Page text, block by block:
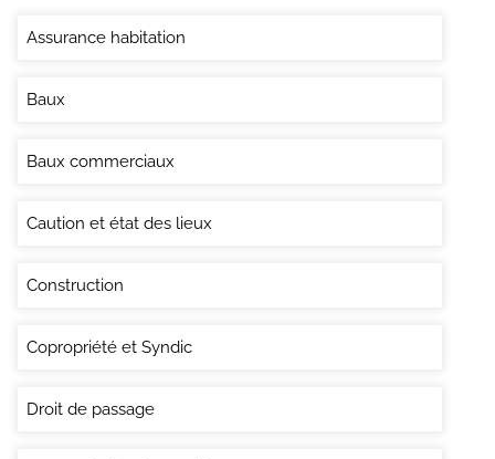
Assurance habitation
Baux
Baux commerciaux
Caution et état des lieux
Construction
Copropriété et Syndic
Droit de passage